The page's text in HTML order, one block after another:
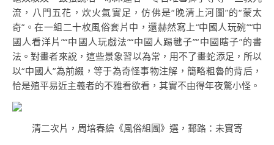
流，八門五花，炊火氣實足，仿佛是“晚清上河圖”的“蒙太
奇”。在一組二十枚風俗套片中，還赫然寫上“中國人玩碗”“中
國人看洋片”“中國人玩戲法”“中國人踢毽子”“中國瞎子”的書
法。對畫者來說，這些景象習以為常，用不了畫蛇添足，所以
以“中國人”為前綴，等于為奇怪事物注解，簡略粗魯的背后，
恰是殖平易近主義者的不雅看欲看，其實不由得年夜驚小怪。
清二次片，周培春繪《風俗組圖》選，郵路：未實寄